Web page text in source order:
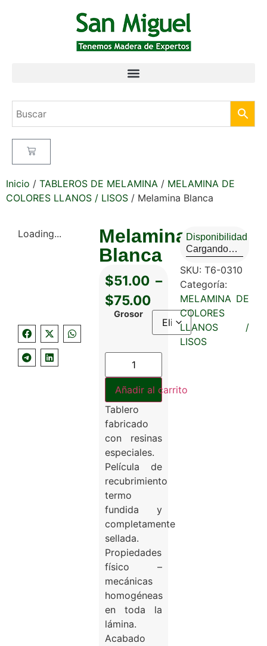
Inicio / TABLEROS DE MELAMINA / MELAMINA DE
COLORES LLANOS / LISOS / Melamina Blanca
Loading...
Melamina
Blanca
$51.00 –
$75.00
Grosor
Añadir al carrito
Tablero
fabricado
con resinas
especiales.
Película de
recubrimiento
termo
fundida y
completamente
sellada.
Propiedades
físico –
mecánicas
homogéneas
en toda la
lámina.
Acabado
Disponibilidad
Cargando…
SKU: T6-0310
Categoría:
MELAMINA DE
COLORES
LLANOS /
LISOS